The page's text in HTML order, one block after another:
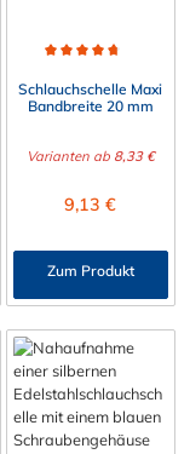
Schlauchschelle Maxi
Bandbreite 20 mm
Varianten ab8,33 €
Regulärer Preis:
9,13 €
Zum Produkt